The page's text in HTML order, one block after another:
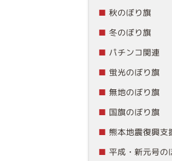
秋のぼり旗
冬のぼり旗
パチンコ関連
蛍光のぼり旗
無地のぼり旗
国旗のぼり旗
熊本地震復興支
平成・新元号の